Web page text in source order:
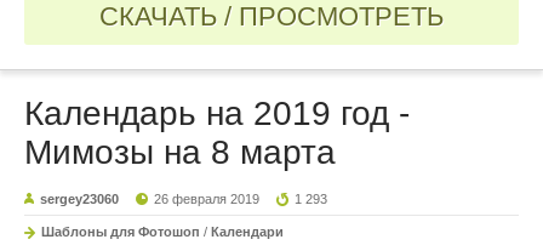
СКАЧАТЬ / ПРОСМОТРЕТЬ
Календарь на 2019 год -
Мимозы на 8 марта
sergey23060 26 февраля 2019 1 293
Шаблоны для Фотошоп / Календари